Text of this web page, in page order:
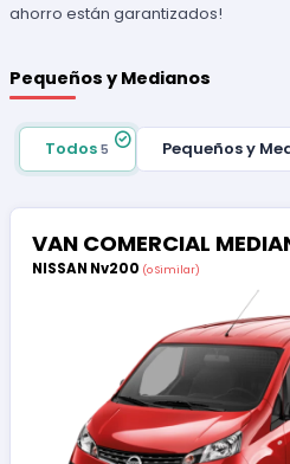
ahorro están garantizados!
Pequeños y Medianos
Todos5 Pequeños y
VAN COMERCIAL
NISSAN Nv200 (o Similar)